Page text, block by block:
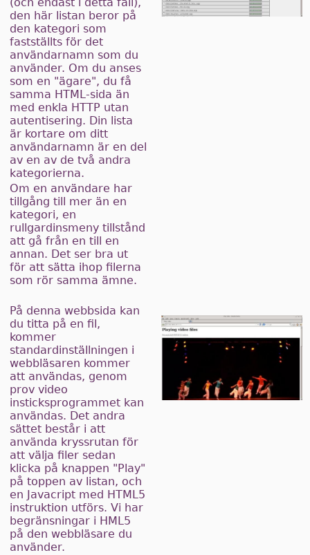
den här listan beror på
den kategori som
fastställts för det
användarnamn som du
använder. Om du anses
som en "ägare", du få
samma HTML-sida än
med enkla HTTP utan
autentisering. Din lista
är kortare om ditt
användarnamn är en del
av en av de två andra
kategorierna.
Om en användare har
tillgång till mer än en
kategori, en
rullgardinsmeny tillstånd
att gå från en till en
annan. Det ser bra ut
för att sätta ihop filerna
som rör samma ämne.
På denna webbsida kan
du titta på en fil,
kommer
standardinställningen i
webbläsaren kommer
att användas, genom
prov video
insticksprogrammet kan
användas. Det andra
sättet består i att
använda kryssrutan för
att välja filer sedan
klicka på knappen "Play"
på toppen av listan, och
en Javacript med HTML5
instruktion utförs. Vi har
begränsningar i HML5
på den webbläsare du
använder.